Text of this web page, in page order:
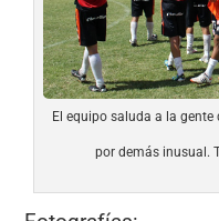
El equipo saluda a la
por demás inusual.